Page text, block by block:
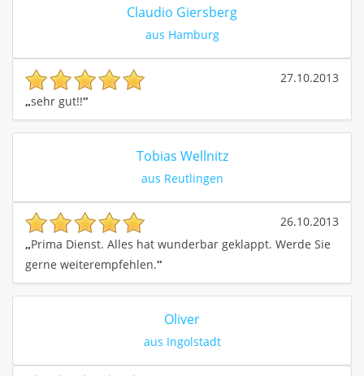
Claudio Giersberg
aus Hamburg
27.10.2013
„sehr gut!!“
Tobias Wellnitz
aus Reutlingen
26.10.2013
„Prima Dienst. Alles hat wunderbar geklappt. Werde Sie
gerne weiterempfehlen.“
Oliver
aus Ingolstadt